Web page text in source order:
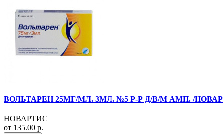
ВОЛЬТАРЕН 25МГ/МЛ. 3МЛ. №5 Р-Р Д/В/М АМП. /
НОВАРТИС
от 135.00 р.